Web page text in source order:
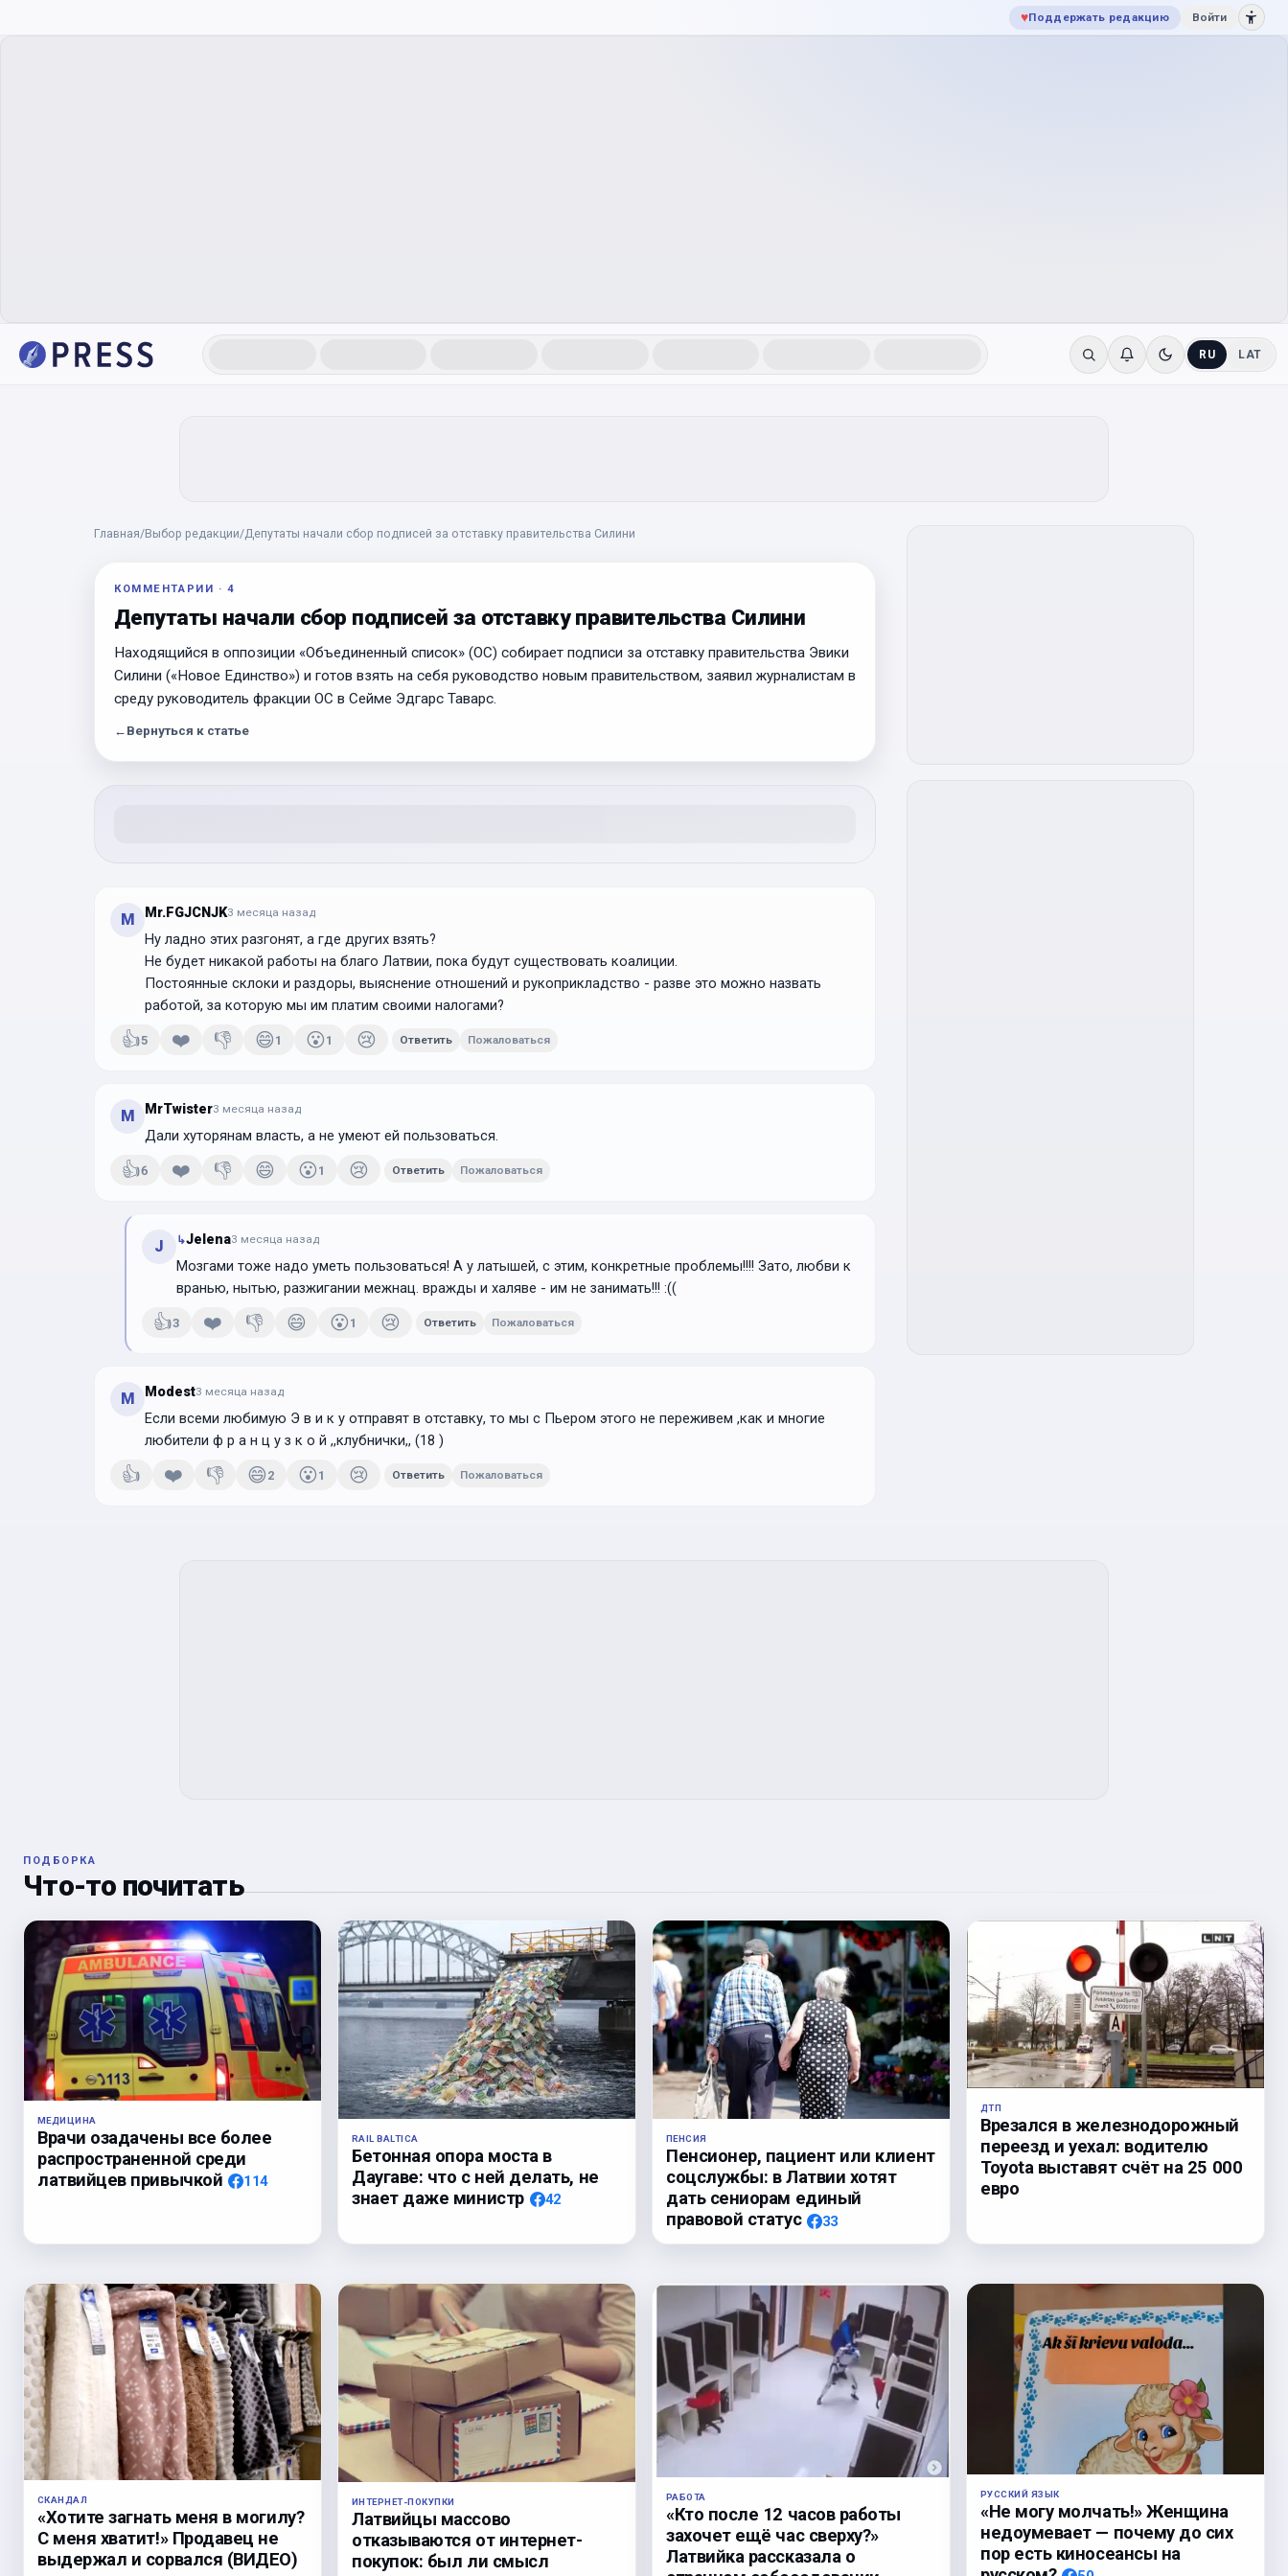
♥Поддержать редакцию Войти
RU LAT
Главная/Выбор редакции/Депутаты начали сбор подписей за отставку правительства Силини
КОММЕНТАРИИ · 4
Депутаты начали сбор подписей за отставку правительства Силини
Находящийся в оппозиции «Объединенный список» (ОС) собирает подписи за отставку правительства Эвики
Силини («Новое Единство») и готов взять на себя руководство новым правительством, заявил журналистам в
среду руководитель фракции ОС в Сейме Эдгарс Таварс.
← Вернуться к статье
M Mr.FGJCNJK3 месяца назад
Ну ладно этих разгонят, а где других взять?
Не будет никакой работы на благо Латвии, пока будут существовать коалиции.
Постоянные склоки и раздоры, выяснение отношений и рукоприкладство - разве это можно назвать
работой, за которую мы им платим своими налогами?
👍5 ❤️ 👎 😄 1 😮 1 😢 Ответить Пожаловаться
M MrTwister3 месяца назад
Дали хуторянам власть, а не умеют ей пользоваться.
👍6 ❤️ 👎 😄 😮 1 😢 Ответить Пожаловаться
J ↳Jelena3 месяца назад
Мозгами тоже надо уметь пользоваться! А у латышей, с этим, конкретные проблемы!!!! Зато, любви к
вранью, нытью, разжигании межнац. вражды и халяве - им не занимать!!! :((
👍3 ❤️ 👎 😄 😮 1 😢 Ответить Пожаловаться
M Modest3 месяца назад
Если всеми любимую Э в и к у отправят в отставку, то мы с Пьером этого не переживем ,как и многие
любители ф р а н ц у з к о й ,,клубнички,, (18 )
👍 ❤️ 👎 😄 2 😮 1 😢 Ответить Пожаловаться
ПОДБОРКА
Что-то почитать
МЕДИЦИНА
Врачи озадачены все более
распространенной среди
латвийцев привычкой
114
RAIL BALTICA
Бетонная опора моста в
Даугаве: что с ней делать, не
знает даже министр
42
ПЕНСИЯ
Пенсионер, пациент или клиент
соцслужбы: в Латвии хотят
дать сениорам единый
правовой статус
33
ДТП
Врезался в железнодорожный
переезд и уехал: водителю
Toyota выставят счёт на 25 000
евро
СКАНДАЛ
«Хотите загнать меня в могилу?
С меня хватит!» Продавец не
выдержал и сорвался (ВИДЕО)
ИНТЕРНЕТ-ПОКУПКИ
Латвийцы массово
отказываются от интернет-
покупок: был ли смысл
РАБОТА
«Кто после 12 часов работы
захочет ещё час сверху?»
Латвийка рассказала о
РУССКИЙ ЯЗЫК
«Не могу молчать!» Женщина
недоумевает — почему до сих
пор есть киносеансы на